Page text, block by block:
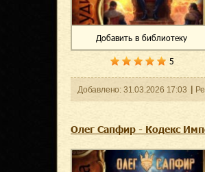
Добавить в библиотеку
5
Добавленo: 31.03.2026 17:03
Олег Сапфир - Кодекс